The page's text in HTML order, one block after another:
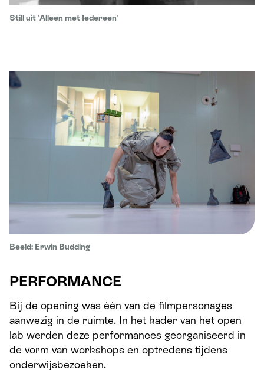
Still uit 'Alleen met Iedereen'
Beeld: Erwin Budding
PERFORMANCE
Bij de opening was één van de filmpersonages
aanwezig in de ruimte. In het kader van het open
lab werden deze performances georganiseerd in
de vorm van workshops en optredens tijdens
onderwijsbezoeken.